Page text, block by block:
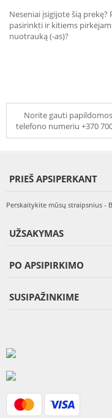
Neseniai įsigijote šią
pasirinkti ir kitiems
nuotrauką (-as)?
Norite gauti
telefono numeriu +370
PRIEŠ APSIPERKANT
Perskaitykite mūsų straipsnius -
UŽSAKYMAS
PO APSIPIRKIMO
SUSIPAŽINKIME